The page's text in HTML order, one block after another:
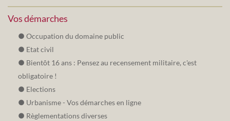
Vos démarches
Occupation du domaine public
Etat civil
Bientôt 16 ans : Pensez au recensement militaire, c'est
obligatoire !
Elections
Urbanisme - Vos démarches en ligne
Règlementations diverses